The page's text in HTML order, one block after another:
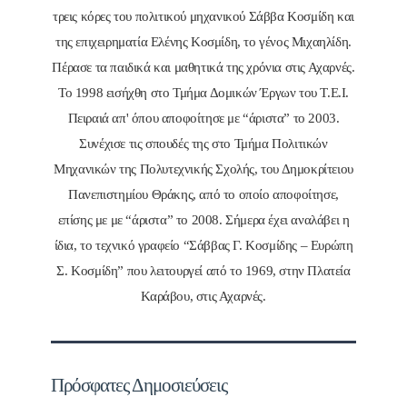
τρεις κόρες του πολιτικού μηχανικού Σάββα Κοσμίδη και
της επιχειρηματία Ελένης Κοσμίδη, το γένος Μιχαηλίδη.
Πέρασε τα παιδικά και μαθητικά της χρόνια στις Αχαρνές.
Το 1998 εισήχθη στο Τμήμα Δομικών Έργων του Τ.Ε.Ι.
Πειραιά απ' όπου αποφοίτησε με “άριστα” το 2003.
Συνέχισε τις σπουδές της στο Τμήμα Πολιτικών
Μηχανικών της Πολυτεχνικής Σχολής, του Δημοκρίτειου
Πανεπιστημίου Θράκης, από το οποίο αποφοίτησε,
επίσης με με “άριστα” το 2008. Σήμερα έχει αναλάβει η
ίδια, το τεχνικό γραφείο “Σάββας Γ. Κοσμίδης – Ευρώπη
Σ. Κοσμίδη” που λειτουργεί από το 1969, στην Πλατεία
Καράβου, στις Αχαρνές.
Πρόσφατες Δημοσιεύσεις